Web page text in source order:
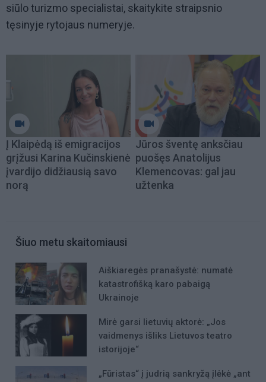
siūlo turizmo specialistai, skaitykite straipsnio
tęsinyje rytojaus numeryje.
Į Klaipėdą iš emigracijos
grįžusi Karina Kučinskienė
įvardijo didžiausią savo
norą
Jūros šventę anksčiau
puošęs Anatolijus
Klemencovas: gal jau
užtenka
Šiuo metu skaitomiausi
Aiškiaregės pranašystė: numatė
katastrofišką karo pabaigą
Ukrainoje
Mirė garsi lietuvių aktorė: „Jos
vaidmenys išliks Lietuvos teatro
istorijoje“
„Fūristas“ į judrią sankryžą įlėkė „ant